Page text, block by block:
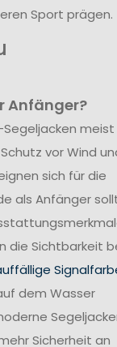
Sport prägen.
Anfänger?
Segeljacken meist
vor Wind
sich für die
als Anfänger
die Sichtbarkeit
dem Wasser
Sicherheit an